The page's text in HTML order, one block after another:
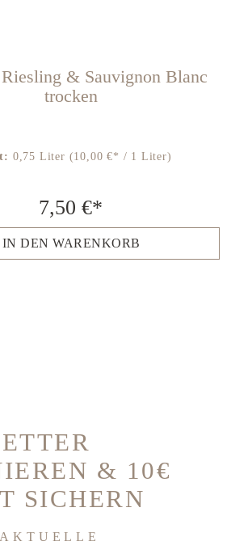
& Sauvignon Blanc
trocken
0,75 Liter (10,00 €* / 1 Liter)
7,50 €*
IN DEN WARENKORB
& 10€
SICHERN